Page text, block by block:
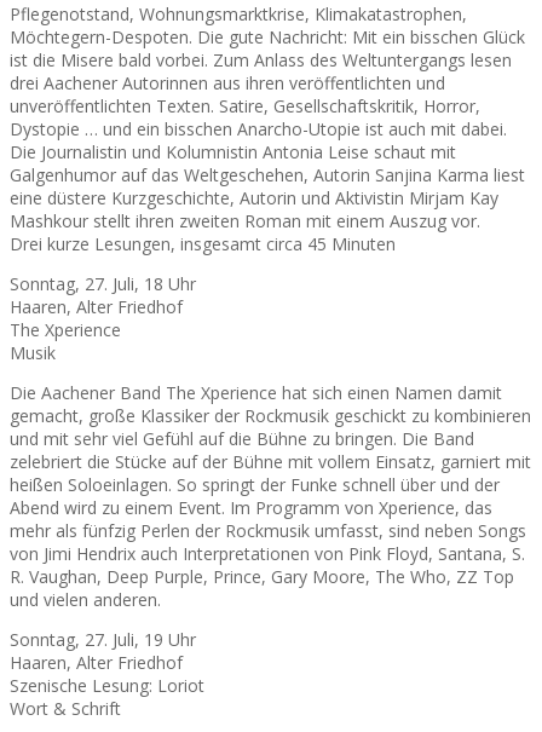
Pflegenotstand, Wohnungsmarktkrise, Klimakatastrophen,
Möchtegern-Despoten. Die gute Nachricht: Mit ein bisschen Glück
ist die Misere bald vorbei. Zum Anlass des Weltuntergangs lesen
drei Aachener Autorinnen aus ihren veröffentlichten und
unveröffentlichten Texten. Satire, Gesellschaftskritik, Horror,
Dystopie … und ein bisschen Anarcho-Utopie ist auch mit dabei.
Die Journalistin und Kolumnistin Antonia Leise schaut mit
Galgenhumor auf das Weltgeschehen, Autorin Sanjina Karma liest
eine düstere Kurzgeschichte, Autorin und Aktivistin Mirjam Kay
Mashkour stellt ihren zweiten Roman mit einem Auszug vor.
Drei kurze Lesungen, insgesamt circa 45 Minuten
Sonntag, 27. Juli, 18 Uhr
Haaren, Alter Friedhof
The Xperience
Musik
Die Aachener Band The Xperience hat sich einen Namen damit
gemacht, große Klassiker der Rockmusik geschickt zu kombinieren
und mit sehr viel Gefühl auf die Bühne zu bringen. Die Band
zelebriert die Stücke auf der Bühne mit vollem Einsatz, garniert mit
heißen Soloeinlagen. So springt der Funke schnell über und der
Abend wird zu einem Event. Im Programm von Xperience, das
mehr als fünfzig Perlen der Rockmusik umfasst, sind neben Songs
von Jimi Hendrix auch Interpretationen von Pink Floyd, Santana, S.
R. Vaughan, Deep Purple, Prince, Gary Moore, The Who, ZZ Top
und vielen anderen.
Sonntag, 27. Juli, 19 Uhr
Haaren, Alter Friedhof
Szenische Lesung: Loriot
Wort & Schrift